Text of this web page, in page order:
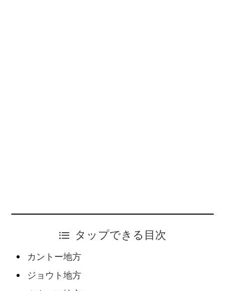
タップできる目次
カントー地方
ジョウト地方